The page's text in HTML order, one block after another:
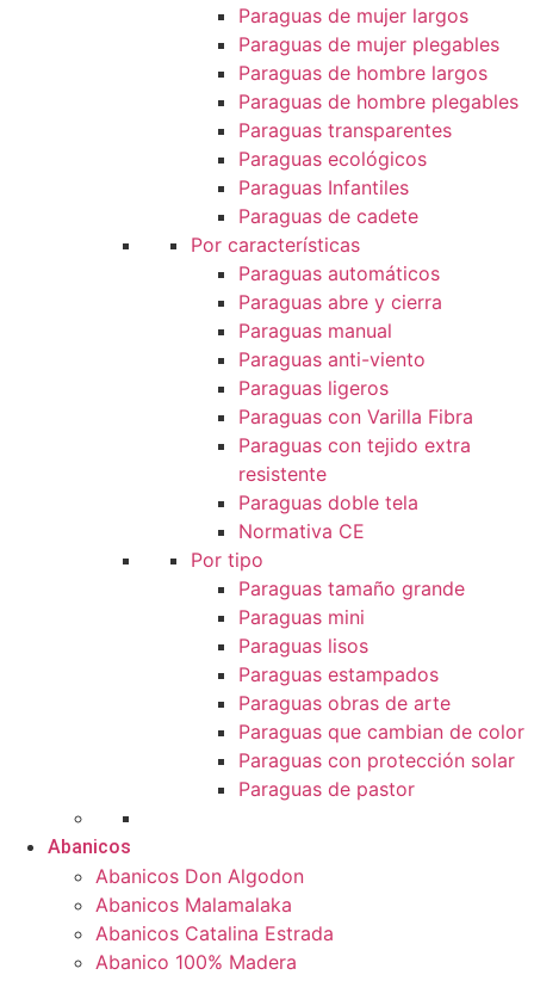
Paraguas de mujer largos
Paraguas de mujer plegables
Paraguas de hombre largos
Paraguas de hombre plegables
Paraguas transparentes
Paraguas ecológicos
Paraguas Infantiles
Paraguas de cadete
Por características
Paraguas automáticos
Paraguas abre y cierra
Paraguas manual
Paraguas anti-viento
Paraguas ligeros
Paraguas con Varilla Fibra
Paraguas con tejido extra
resistente
Paraguas doble tela
Normativa CE
Por tipo
Paraguas tamaño grande
Paraguas mini
Paraguas lisos
Paraguas estampados
Paraguas obras de arte
Paraguas que cambian de color
Paraguas con protección solar
Paraguas de pastor
Abanicos
Abanicos Don Algodon
Abanicos Malamalaka
Abanicos Catalina Estrada
Abanico 100% Madera